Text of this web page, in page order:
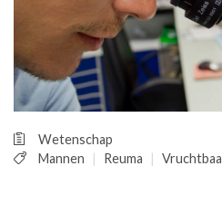
TARIEVEN
MEDISCHE
REGISTRATIE
Wetenschap
Mannen
Reuma